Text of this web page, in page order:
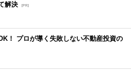
解決 [PR]
！ プロが導く失敗しない不動産投資の